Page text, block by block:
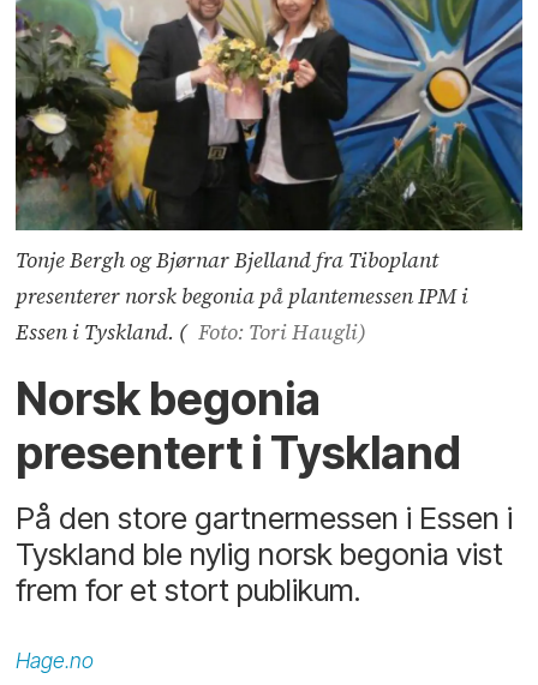
Tonje Bergh og Bjørnar Bjelland fra Tiboplant
presenterer norsk begonia på plantemessen IPM i
Essen i Tyskland. ( Foto: Tori Haugli)
Norsk begonia
presentert i Tyskland
På den store gartnermessen i Essen i
Tyskland ble nylig norsk begonia vist
frem for et stort publikum.
Hage.no